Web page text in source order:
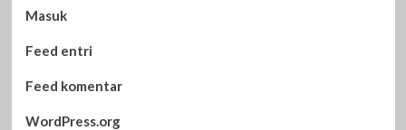
Masuk
Feed entri
Feed komentar
WordPress.org